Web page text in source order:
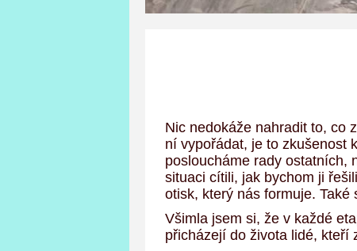
Nic nedokáže nahradit to, co
ní vypořádat, je to zkušenost
posloucháme rady ostatních,
situaci cítili, jak bychom ji
otisk, který nás formuje. Také
Všimla jsem si, že v každé
přicházejí do života lidé, kteří